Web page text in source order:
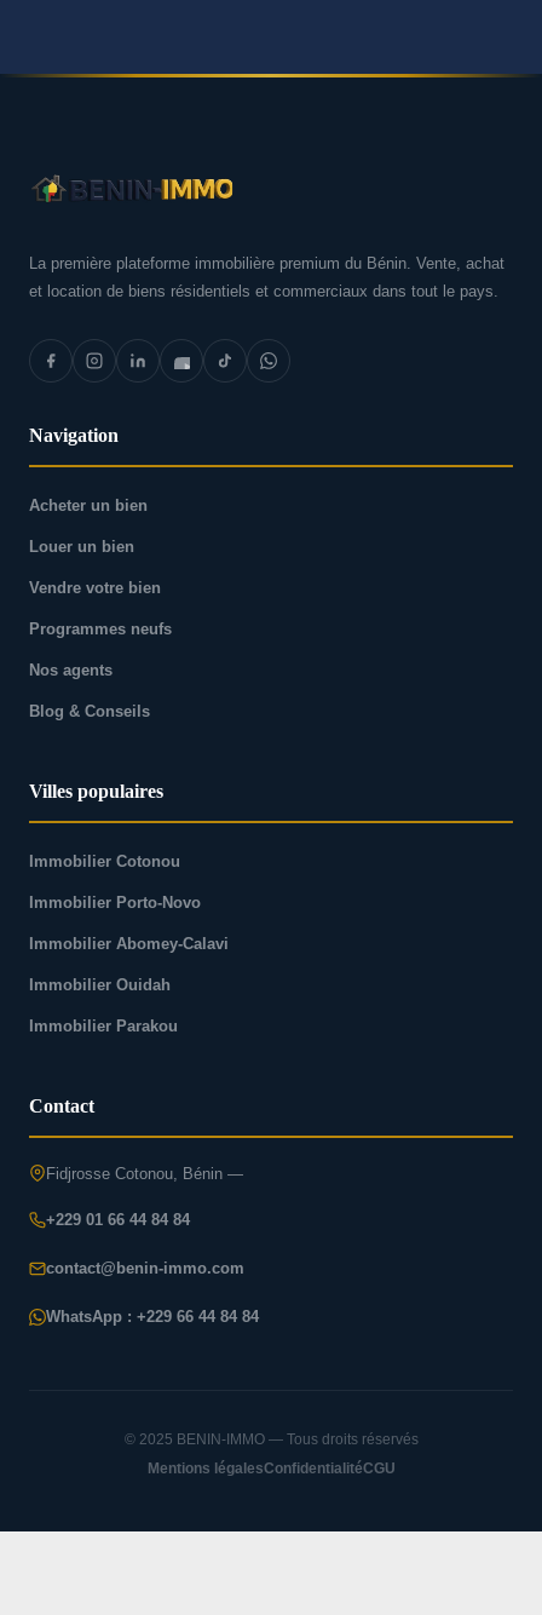
La première plateforme immobilière premium du Bénin. Vente, achat
et location de biens résidentiels et commerciaux dans tout le pays.
Navigation
Acheter un bien
Louer un bien
Vendre votre bien
Programmes neufs
Nos agents
Blog & Conseils
Villes populaires
Immobilier Cotonou
Immobilier Porto-Novo
Immobilier Abomey-Calavi
Immobilier Ouidah
Immobilier Parakou
Contact
Fidjrosse Cotonou, Bénin —
+229 01 66 44 84 84
contact@benin-immo.com
WhatsApp : +229 66 44 84 84
© 2025 BENIN-IMMO — Tous droits réservés
Mentions légalesConfidentialitéCGU